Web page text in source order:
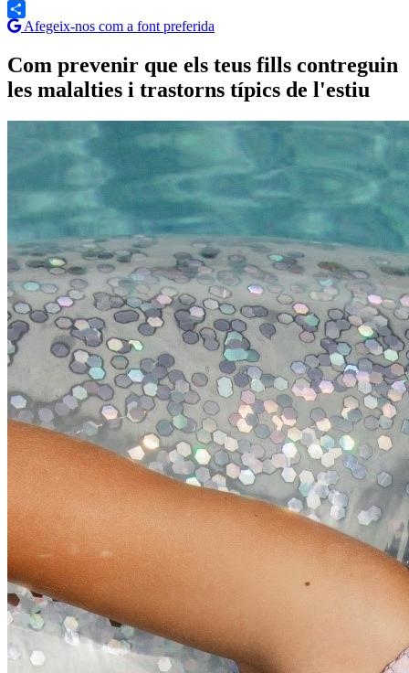
Share
Afegeix-nos com a font preferida
Com prevenir que els teus fills contreguin
les malalties i trastorns típics de l'estiu